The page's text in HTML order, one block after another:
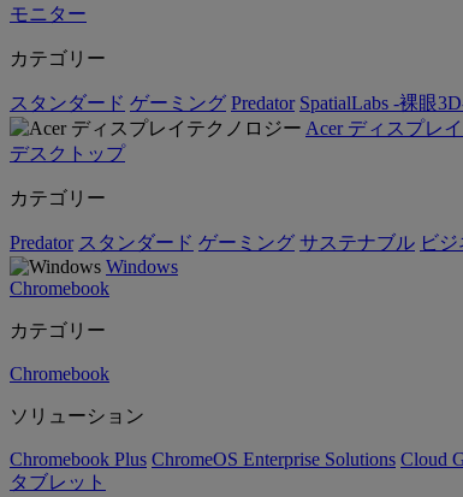
モニター
カテゴリー
スタンダード ゲーミング Predator SpatialLabs -裸眼
Acer ディスプレ
デスクトップ
カテゴリー
Predator スタンダード ゲーミング サステナブル ビジ
Windows
Chromebook
カテゴリー
Chromebook
ソリューション
Chromebook Plus ChromeOS Enterprise Solutions Cloud
タブレット